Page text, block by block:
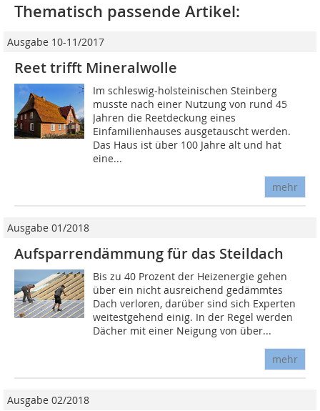
Thematisch passende Artikel:
Ausgabe 10-11/2017
Reet trifft Mineralwolle
Im schleswig-holsteinischen Steinberg
musste nach einer Nutzung von rund 45
Jahren die Reetdeckung eines
Einfamilienhauses ausgetauscht werden.
Das Haus ist über 100 Jahre alt und hat
eine...
mehr
Ausgabe 01/2018
Aufsparrendämmung für das Steildach
Bis zu 40 Prozent der Heizenergie gehen
über ein nicht ausreichend gedämmtes
Dach verloren, darüber sind sich Experten
weitestgehend einig. In der Regel werden
Dächer mit einer Neigung von über...
mehr
Ausgabe 02/2018